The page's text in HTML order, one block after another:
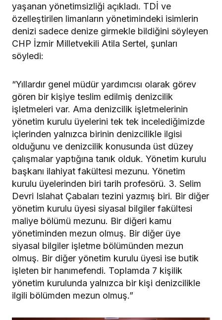
yaşanan yönetimsizliği açıkladı. TDİ ve
özelleştirilen limanların yönetimindeki isimlerin
denizi sadece denize girmekle bildiğini söyleyen
CHP İzmir Milletvekili Atila Sertel, şunları
söyledi:
“Yıllardır genel müdür yardımcısı olarak görev
gören bir kişiye teslim edilmiş denizcilik
işletmeleri var. Ama denizcilik işletmelerinin
yönetim kurulu üyelerini tek tek incelediğimizde
içlerinden yalnızca birinin denizcilikle ilgisi
olduğunu ve denizcilik konusunda üst düzey
çalışmalar yaptığına tanık olduk. Yönetim kurulu
başkanı ilahiyat fakültesi mezunu. Yönetim
kurulu üyelerinden biri tarih profesörü. 3. Selim
Devri Islahat Çabaları tezini yazmış biri. Bir diğer
yönetim kurulu üyesi siyasal bilgiler fakültesi
maliye bölümü mezunu. Bir diğeri kamu
yönetiminden mezun olmuş. Bir diğer üye
siyasal bilgiler işletme bölümünden mezun
olmuş. Bir diğer yönetim kurulu üyesi ise butik
işleten bir hanımefendi. Toplamda 7 kişilik
yönetim kurulunda yalnızca bir kişi denizcilikle
ilgili bölümden mezun olmuş.”